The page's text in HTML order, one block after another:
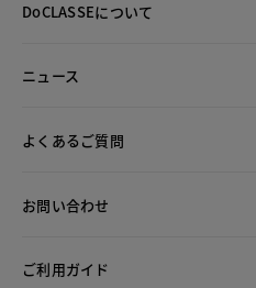
DoCLASSEについて
ニュース
よくあるご質問
お問い合わせ
ご利用ガイド